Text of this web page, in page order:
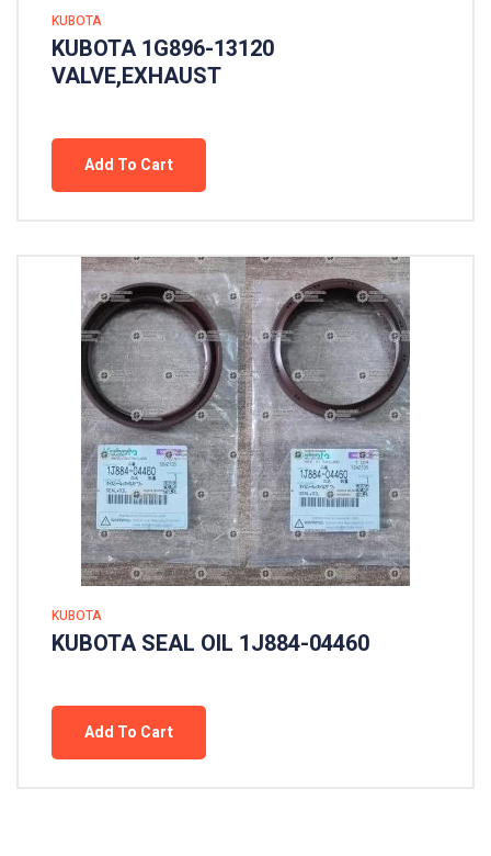
KUBOTA
KUBOTA 1G896-13120
VALVE,EXHAUST
Add To Cart
KUBOTA
KUBOTA SEAL OIL 1J884-04460
Add To Cart